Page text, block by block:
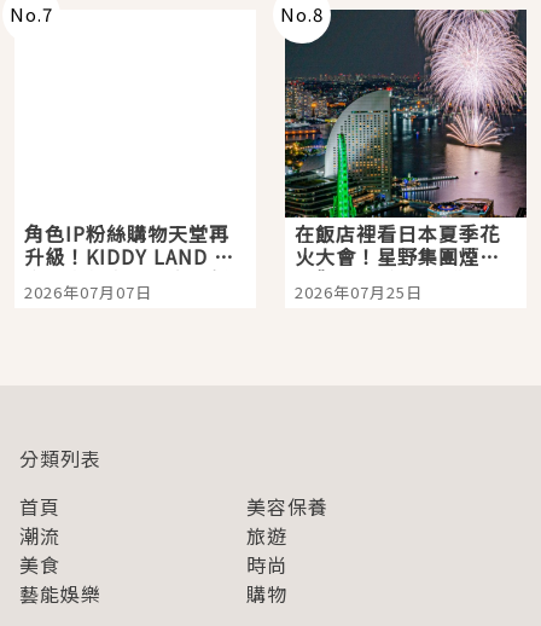
No.7
角色IP粉絲購物天堂再
升級！KIDDY LAND 原
宿店吉伊卡哇迎客，新
開幕 OMOKADO 店3分
2026年07月07日
No.8
在飯店裡看日本夏季花
火大會！星野集團煙火
景觀飯店6選，讓你不用
人擠人悠閒欣賞
2026年07月25日
分類列表
首頁
美容保養
潮流
旅遊
美食
時尚
藝能娛樂
購物